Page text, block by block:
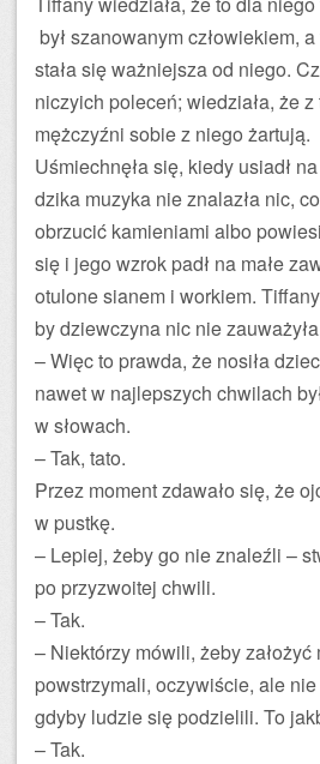
był szanowanym człowiekiem,
stała się ważniejsza od niego.
niczyich poleceń; wiedziała, że
mężczyźni sobie z niego żartują.
Uśmiechnęła się, kiedy usiadł
dzika muzyka nie znalazła nic,
obrzucić kamieniami albo
się i jego wzrok padł na małe
otulone sianem i workiem. Tiffany
by dziewczyna nic nie
– Więc to prawda, że nosiła
nawet w najlepszych chwilach
w słowach.
– Tak, tato.
Przez moment zdawało się, że
w pustkę.
– Lepiej, żeby go nie znaleźli –
po przyzwoitej chwili.
– Tak.
– Niektórzy mówili, żeby
powstrzymali, oczywiście, ale nie
gdyby ludzie się podzielili. To
– Tak.